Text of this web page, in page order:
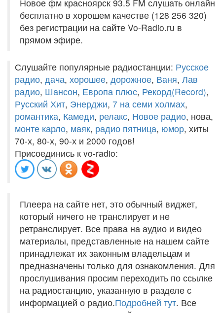
Новое фм красноярск 93.5 FM слушать онлайн
бесплатно в хорошем качестве (128 256 320)
без регистрации на сайте Vo-Radio.ru в
прямом эфире.
Слушайте популярные радиостанции: Русское
радио, дача, хорошее, дорожное, Ваня, Лав
радио, Шансон, Европа плюс, Рекорд(Record),
Русский Хит, Энерджи, 7 на семи холмах,
романтика, Камеди, релакс, Новое радио, нова,
монте карло, маяк, радио пятница, юмор, хиты
70-х, 80-х, 90-х и 2000 годов!
Присоединись к vo-radio:
Плеера на сайте нет, это обычный виджет,
который ничего не транслирует и не
ретранслирует. Все права на аудио и видео
материалы, представленные на нашем сайте
принадлежат их законным владельцам и
предназначены только для ознакомления. Для
прослушивания просим переходить по ссылке
на радиостанцию, указанную в разделе с
информацией о радио.Подробней тут. Все